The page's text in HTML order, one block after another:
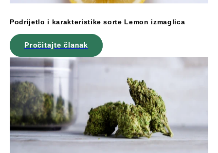
Podrijetlo i karakteristike sorte Lemon izmaglica
Pročitajte članak